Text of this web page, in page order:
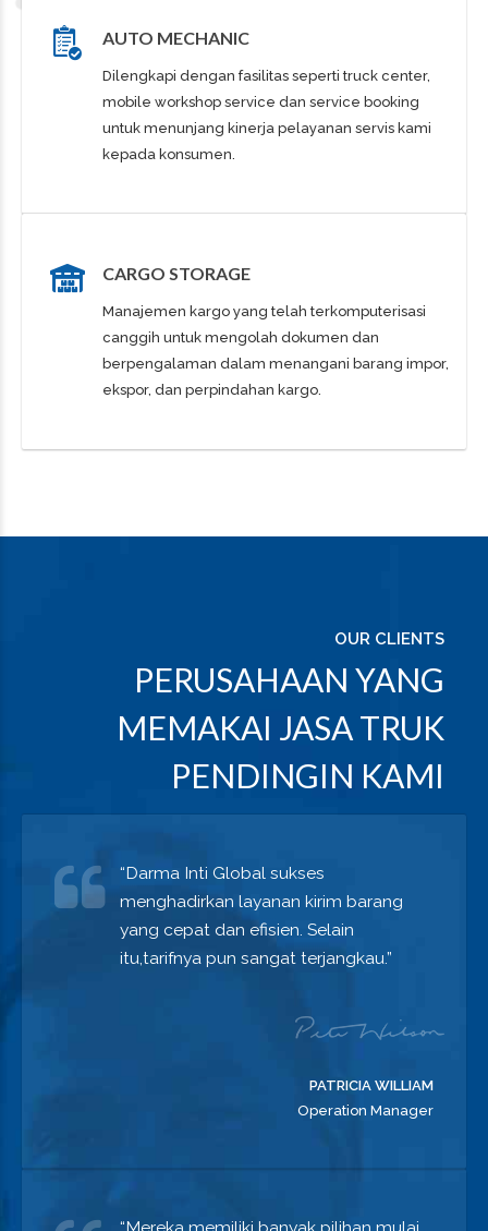
AUTO MECHANIC
Dilengkapi dengan fasilitas seperti truck center,
mobile workshop service dan service booking
untuk menunjang kinerja pelayanan servis kami
kepada konsumen.
CARGO STORAGE
Manajemen kargo yang telah terkomputerisasi
canggih untuk mengolah dokumen dan
berpengalaman dalam menangani barang impor,
ekspor, dan perpindahan kargo.
OUR CLIENTS
PERUSAHAAN YANG
MEMAKAI JASA TRUK
PENDINGIN KAMI
“Darma Inti Global sukses
menghadirkan layanan kirim barang
yang cepat dan efisien. Selain
itu,tarifnya pun sangat terjangkau.”
PATRICIA WILLIAM
Operation Manager